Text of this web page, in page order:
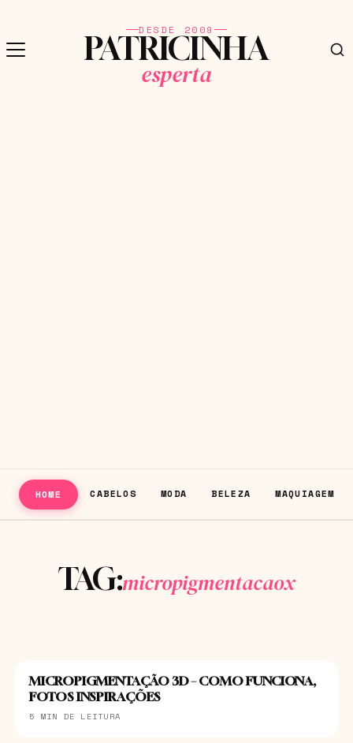
DESDE 2009
PATRICINHA
esperta
HOME CABELOS MODA BELEZA MAQUIAGEM
TAG:micropigmentacaox
BELEZA
MICROPIGMENTAÇÃO 3D – COMO FUNCIONA,
FOTOS INSPIRAÇÕES
5 MIN DE LEITURA